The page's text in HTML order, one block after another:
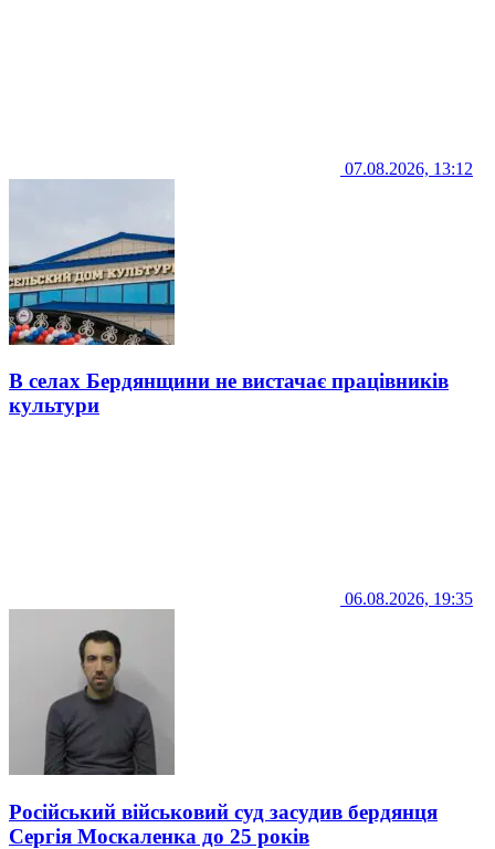
07.08.2026, 13:12
В селах Бердянщини не вистачає працівників
культури
06.08.2026, 19:35
Російський військовий суд засудив бердянця
Сергія Москаленка до 25 років